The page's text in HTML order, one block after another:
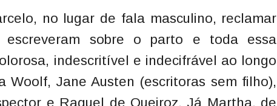
no lugar de fala masculino, reclamar
escreveram sobre o parto e toda essa
indescritível e indecifrável ao longo
Woolf, Jane Austen (escritoras sem filho),
e Raquel de Queiroz. Já Martha, de